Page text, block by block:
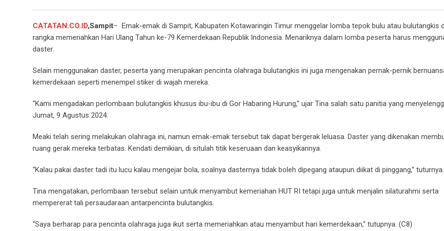
CATATAN.CO.ID,Sampit– Emak-emak di Sampit, Kabupaten Kotawaringin Timur menggelar lomba tepok bulu atau bulutangkis
rangka memeriahkan Hari Ulang Tahun ke-79 Kemerdekaan Republik Indonesia. Menariknya dalam lomba peserta harus
daster.
Selain menggunakan daster, peserta yang merupakan pencinta olahraga bulutangkis ini juga mengenakan pernak-pernik
kemerdekaan seperti menempel stiker di wajah mereka.
“Kami mengadakan perlombaan bulutangkis khusus ibu-ibu di Gor Habaring Hurung,” ujar Tina salah satu panitia yang
Jumat, 9 Agustus 2024.
Meaki telah sering melakukan olahraga ini, namun emak-emak tersebut tak dapat bergerak leluasa. Daster yang dikenakan
ruang gerak mereka terbatas. Kendati demikian, di situlah titik keseruaan dan keasyikannya.
“Kalau pakai daster tadi itu lucu kalau mengejar bola, soalnya dasternya tidak boleh dipegang ataupun diikat di pinggang,” tuturnya.
Tina mengatakan, perlombaan tersebut selain untuk menyambut kemeriahan HUT RI tetapi juga untuk menjalin silaturahmi serta
mempererat tali persaudaraan antarpencinta bulutangkis.
“Saya berharap para pencinta olahraga juga ikut serta memeriahkan atau menyambut hari kemerdekaan,” tutupnya. (C8)